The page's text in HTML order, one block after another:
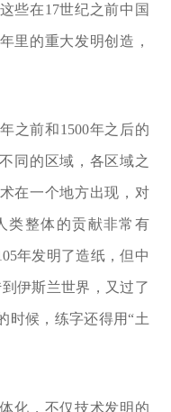
在17世纪之前中国
里的重大发明创造，
前和1500年之后的
同的区域，各区域之
在一个地方出现，对
类整体的贡献非常有
年发明了造纸，但中
伊斯兰世界，又过了
时候，练字还得用“土
化，不仅技术发明的